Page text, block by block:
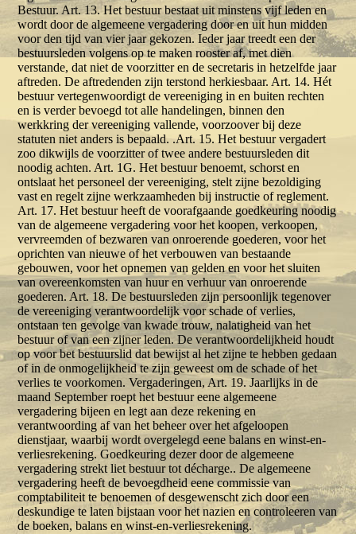
Bestuur. Art. 13. Het bestuur bestaat uit minstens vijf leden en
wordt door de algemeene vergadering door en uit hun midden
voor den tijd van vier jaar gekozen. Ieder jaar treedt een der
bestuursleden volgens op te maken rooster af, met dien
verstande, dat niet de voorzitter en de secretaris in hetzelfde jaar
aftreden. De aftredenden zijn terstond herkiesbaar. Art. 14. Hét
bestuur vertegenwoordigt de vereeniging in en buiten rechten
en is verder bevoegd tot alle handelingen, binnen den
werkkring der vereeniging vallende, voorzoover bij deze
statuten niet anders is bepaald. .Art. 15. Het bestuur vergadert
zoo dikwijls de voorzitter of twee andere bestuursleden dit
noodig achten. Art. 1G. Het bestuur benoemt, schorst en
ontslaat het personeel der vereeniging, stelt zijne bezoldiging
vast en regelt zijne werkzaamheden bij instructie of reglement.
Art. 17. Het bestuur heeft de voorafgaande goedkeuring noodig
van de algemeene vergadering voor het koopen, verkoopen,
vervreemden of bezwaren van onroerende goederen, voor het
oprichten van nieuwe of het verbouwen van bestaande
gebouwen, voor het opnemen van gelden en voor het sluiten
van overeenkomsten van huur en verhuur van onroerende
goederen. Art. 18. De bestuursleden zijn persoonlijk tegenover
de vereeniging verantwoordelijk voor schade of verlies,
ontstaan ten gevolge van kwade trouw, nalatigheid van het
bestuur of van een zijner leden. De verantwoordelijkheid houdt
op voor bet bestuurslid dat bewijst al het zijne te hebben gedaan
of in de onmogelijkheid te zijn geweest om de schade of het
verlies te voorkomen. Vergaderingen, Art. 19. Jaarlijks in de
maand September roept het bestuur eene algemeene
vergadering bijeen en legt aan deze rekening en
verantwoording af van het beheer over het afgeloopen
dienstjaar, waarbij wordt overgelegd eene balans en winst-en-
verliesrekening. Goedkeuring dezer door de algemeene
vergadering strekt liet bestuur tot décharge.. De algemeene
vergadering heeft de bevoegdheid eene commissie van
comptabiliteit te benoemen of desgewenscht zich door een
deskundige te laten bijstaan voor het nazien en controleeren van
de boeken, balans en winst-en-verliesrekening.